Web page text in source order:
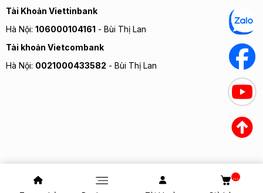
Tài Khoản Viettinbank
Hà Nội: 106000104161 - Bùi Thị Lan
Tài khoản Vietcombank
Hà Nội: 0021000433582 - Bùi Thị Lan
...